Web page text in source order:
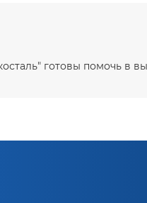
готовы помочь в